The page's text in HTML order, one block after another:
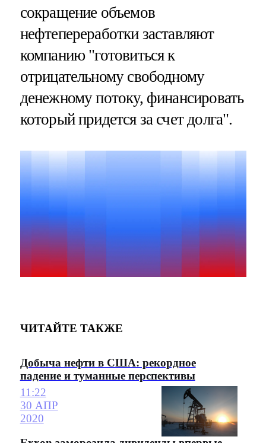
сокращение объемов
нефтепереработки заставляют
компанию "готовиться к
отрицательному свободному
денежному потоку, финансировать
который придется за счет долга".
ЧИТАЙТЕ ТАКЖЕ
Добыча нефти в США: рекордное
падение и туманные перспективы
11:22
30 АПР
2020